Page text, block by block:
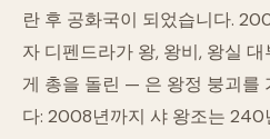
란 후 공화국이 되었습니다.
자 디펜드라가 왕, 왕비, 왕실 대
게 총을 돌린 — 은 왕정 붕괴를
다: 2008년까지 샤 왕조는 240